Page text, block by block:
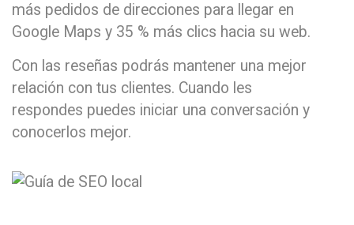
más pedidos de direcciones para llegar en
Google Maps y 35 % más clics hacia su web.
Con las reseñas podrás mantener una mejor
relación con tus clientes. Cuando les
respondes puedes iniciar una conversación y
conocerlos mejor.